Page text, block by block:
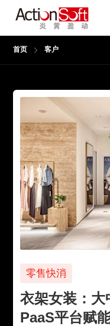
首页 客户
零售快消
衣架女装：
PaaS平台赋